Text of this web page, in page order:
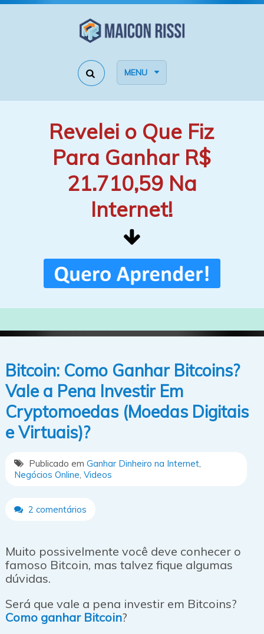
MENU
Revelei o Que Fiz
Para Ganhar R$
21.710,59 Na
Internet!
Bitcoin: Como Ganhar Bitcoins?
Vale a Pena Investir Em
Cryptomoedas (Moedas Digitais
e Virtuais)?
Publicado em Ganhar Dinheiro na Internet,
Negócios Online Videos
2 comentários
Muito possivelmente você deve conhecer o
famoso Bitcoin, mas talvez fique algumas
dúvidas.
Será que vale a pena investir em Bitcoins?
Como ganhar Bitcoin?